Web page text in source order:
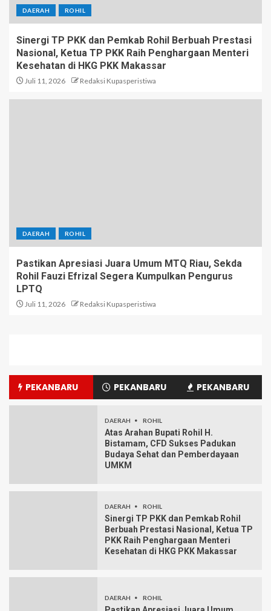
DAERAH ROHIL
Sinergi TP PKK dan Pemkab Rohil Berbuah Prestasi
Nasional, Ketua TP PKK Raih Penghargaan Menteri
Kesehatan di HKG PKK Makassar
Juli 11, 2026 Redaksi Kupasperistiwa
DAERAH ROHIL
Pastikan Apresiasi Juara Umum MTQ Riau, Sekda
Rohil Fauzi Efrizal Segera Kumpulkan Pengurus
LPTQ
Juli 11, 2026 Redaksi Kupasperistiwa
PEKANBARU PEKANBARU PEKANBARU
DAERAH ROHIL
Atas Arahan Bupati Rohil H.
Bistamam, CFD Sukses Padukan
Budaya Sehat dan Pemberdayaan
UMKM
DAERAH ROHIL
Sinergi TP PKK dan Pemkab Rohil
Berbuah Prestasi Nasional, Ketua TP
PKK Raih Penghargaan Menteri
Kesehatan di HKG PKK Makassar
DAERAH ROHIL